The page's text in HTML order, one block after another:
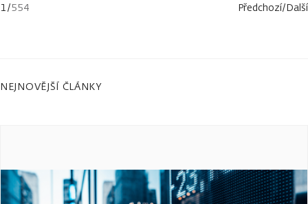
1/554 Předchozí/Další
NEJNOVĚJŠÍ ČLÁNKY